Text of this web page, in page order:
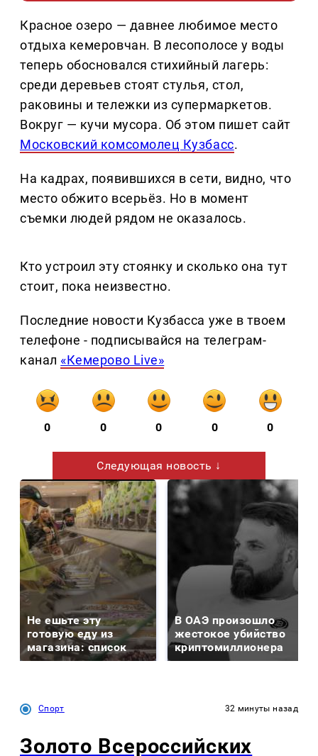
Красное озеро — давнее любимое место
отдыха кемеровчан. В лесополосе у воды
теперь обосновался стихийный лагерь:
среди деревьев стоят стулья, стол,
раковины и тележки из супермаркетов.
Вокруг — кучи мусора. Об этом пишет сайт
Московский комсомолец Кузбасс.
На кадрах, появившихся в сети, видно, что
место обжито всерьёз. Но в момент
съемки людей рядом не оказалось.
Кто устроил эту стоянку и сколько она тут
стоит, пока неизвестно.
Последние новости Кузбасса уже в твоем
телефоне - подписывайся на телеграм-
канал «Кемерово Live»
0 0 0 0 0
Следующая новость ↓
Не ешьте эту
готовую еду из
магазина: список
В ОАЭ произошло
жестокое убийство
криптомиллионера
Спорт 32 минуты назад
Золото Всероссийских